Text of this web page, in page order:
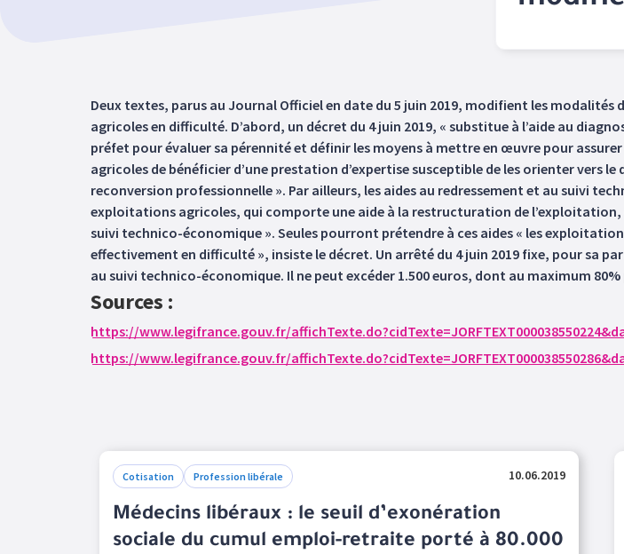
Deux textes, parus au Journal Officiel en date du 5 juin 2019, modifient les
agricoles en difficulté. D’abord, un décret du 4 juin 2019, « substitue à l’aide au
préfet pour évaluer sa pérennité et définir les moyens à mettre en œuvre pour
agricoles de bénéficier d’une prestation d’expertise susceptible de les orienter vers
reconversion professionnelle ». Par ailleurs, les aides au redressement et au suivi
exploitations agricoles, qui comporte une aide à la restructuration de
suivi technico-économique ». Seules pourront prétendre à ces aides « les
effectivement en difficulté », insiste le décret. Un arrêté du 4 juin 2019 fixe, pour sa
au suivi technico-économique. Il ne peut excéder 1.500 euros, dont au maximum
Sources :
https://www.legifrance.gouv.fr/
https://www.legifrance.gouv.fr/
Cotisation Profession libérale 10.06.2019
Médecins libéraux : le seuil d’exonération
sociale du cumul emploi-retraite porté à 80.000